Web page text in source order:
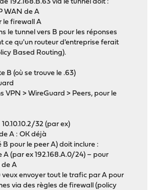
192.168.B.63 via le tunnel doit :
WAN de A
le firewall A
le tunnel vers B pour les réponses
ce qu'un routeur d'entreprise ferait
Based Routing).
B (où se trouve le .63)
VPN > WireGuard > Peers, pour le
32 (par ex)
A : OK déjà
B pour le peer A) doit inclure :
A (par ex 192.168.A.0/24) – pour
de A
veux envoyer tout le trafic par A pour
via des règles de firewall (policy